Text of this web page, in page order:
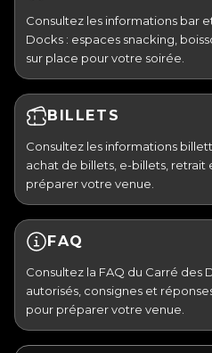
Consultez les informations bar
Docks : espaces snacking,
sur place pour votre soirée.
BILLETS
Consultez les informations
achat de billets, e-billets, retrait
préparer votre venue.
FAQ
Consultez la FAQ du Carré des
autorisés, consignes et
pour préparer votre venue.